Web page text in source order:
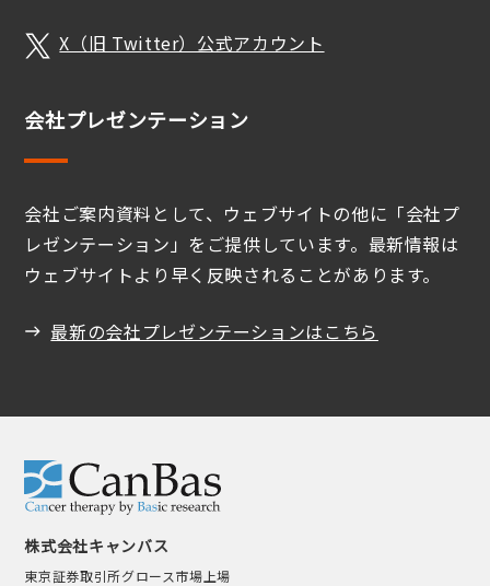
X（旧 Twitter）公式アカウント
会社プレゼンテーション
会社ご案内資料として、ウェブサイトの他に「会社プ
レゼンテーション」をご提供しています。最新情報は
ウェブサイトより早く反映されることがあります。
最新の会社プレゼンテーションはこちら
株式会社キャンバス
東京証券取引所グロース市場上場